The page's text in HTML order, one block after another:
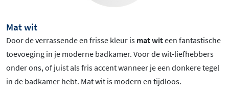
Mat wit
Door de verrassende en frisse kleur is mat witeen fantastische
toevoeging in je moderne badkamer. Voor de wit-liefhebbers
onder ons, of juist als fris accent wanneer je een donkere tegel
in de badkamer hebt. Mat wit is modern en tijdloos.